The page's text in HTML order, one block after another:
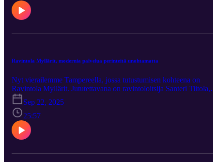
ruokamatkailijoita . Oskar Kotka kertoo meille myös sen, mistä
annoksesta VÅRissa ollaan erityisen ylpeitä.
Ravintola Myllärit, modernia palvelua perinteitä unohtamatta
Nyt vierailemme Tampereella, jossa tutustumisen kohteena on
Ravintola Myllärit. Jututettavana on ravintoloitsija Santeri Tiitola,
joka kertoo meille ravintolansa tarjonnasta, sen historiasta ja mm.
yrittämisestä ravintola-alalla, kummitusjuttua unohtamatta.
Sep 22, 2025
25:57